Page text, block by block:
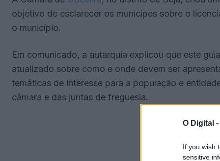
O Digital -
If you wish
sensitive
objetivo de esclarecer os munícipes sobre o
o município.
Em comunicado, a autarquia explicou que este
atualizado sobre como e onde devem ser
temáticas de interesse para a população e
câmara e das juntas de freguesia.